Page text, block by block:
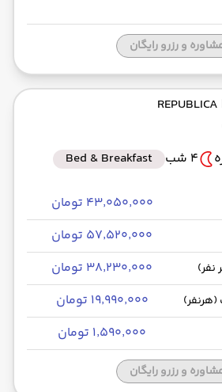
و رزرو رایگان
4 شب Bed & Breakfast
۴۳٬۰۵۰٬۰۰۰ تومان
۵۷٬۵۲۰٬۰۰۰ تومان
۳۸٬۲۳۰٬۰۰۰ تومان
۱۹٬۹۹۰٬۰۰۰ تومان
۱٬۵۹۰٬۰۰۰ تومان
و رزرو رایگان